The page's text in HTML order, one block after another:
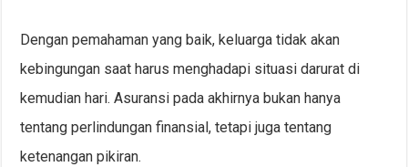
Dengan pemahaman yang baik, keluarga tidak akan
kebingungan saat harus menghadapi situasi darurat di
kemudian hari. Asuransi pada akhirnya bukan hanya
tentang perlindungan finansial, tetapi juga tentang
ketenangan pikiran.